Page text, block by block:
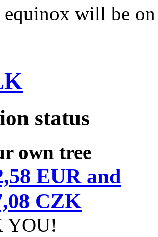
will be
status
own tree
EUR and
CZK
YOU!